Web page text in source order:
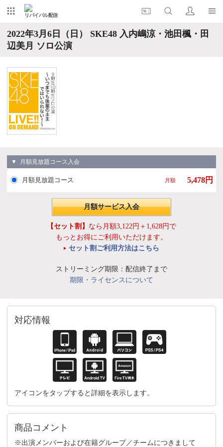
リバイバル配信
2022年3月6日（日） SKE48 入内嶋涼・池田楓・田
辺美月 ソロ公演
▼ 月額見放題コース入会
月額見放題コース 月額 5,478円
月額サービス入会
【セット割】 なら月額3,122円＋1,628円で
もっとお得にご利用いただけます。
セット割ご利用方法はこちら
ストリーミング期限：配信終了まで
期限・ライセンスについて
対応情報
アイコンをタップすると詳細を表示します。
商品コメント
※出演メンバーおよび在籍グループ／チームにつきまして